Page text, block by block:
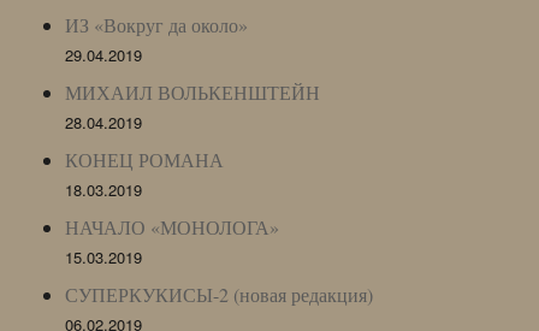
ИЗ «Вокруг да около»
29.04.2019
МИХАИЛ ВОЛЬКЕНШТЕЙН
28.04.2019
КОНЕЦ РОМАНА
18.03.2019
НАЧАЛО «МОНОЛОГА»
15.03.2019
СУПЕРКУКИСЫ-2 (новая редакция)
06.02.2019